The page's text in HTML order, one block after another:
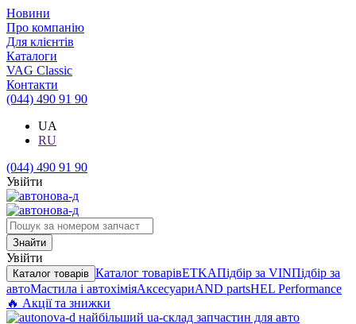
Новини
Про компанію
Для клієнтів
Каталоги
VAG Classic
Контакти
(044) 490 91 90
UA
RU
(044) 490 91 90
Увійти
Знайти
Увійти
Каталог товарів Каталог товарівETKAПідбір за VINПідбір за
автоМастила і автохіміяАксесуариAND partsHEL Performance
🔥 Акції та знижки